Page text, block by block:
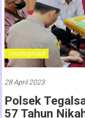
Timur
Uncategorized
28 April 2023
Polsek
57 Tahun